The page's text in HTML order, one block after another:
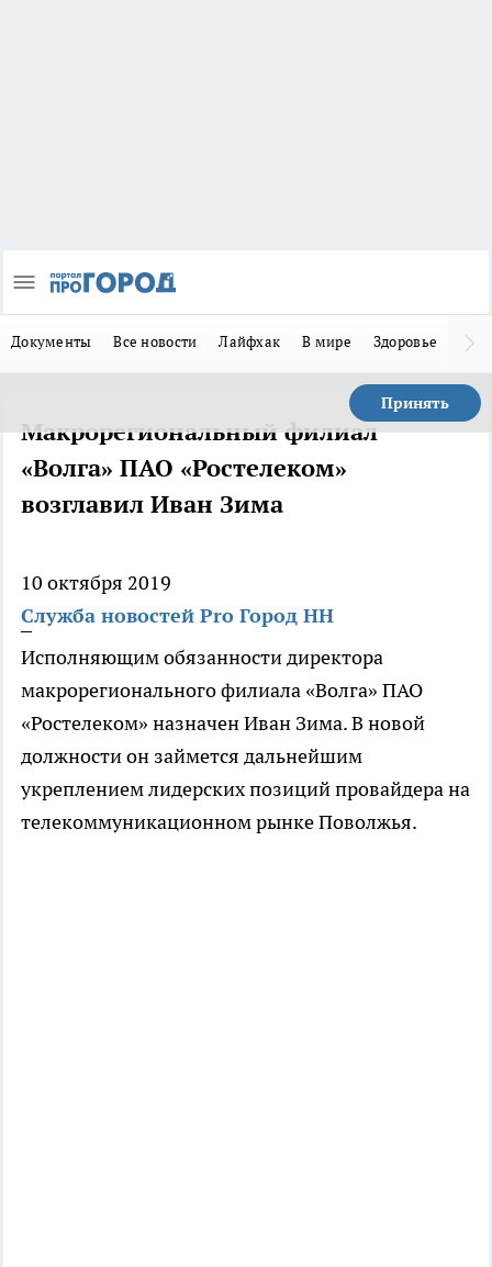
Документы Все новости Лайфхак В мире Здоровье
Принять
Макрорегиональный филиал
«Волга» ПАО «Ростелеком»
возглавил Иван Зима
10 октября 2019
Служба новостей Pro Город НН
Исполняющим обязанности директора
макрорегионального филиала «Волга» ПАО
«Ростелеком» назначен Иван Зима. В новой
должности он займется дальнейшим
укреплением лидерских позиций провайдера на
телекоммуникационном рынке Поволжья.